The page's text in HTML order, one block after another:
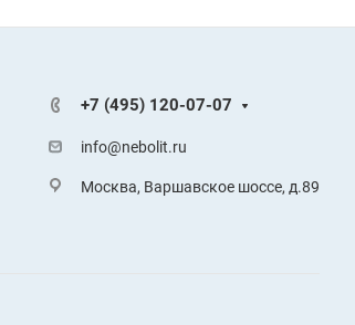
+7 (495) 120-07-07
info@nebolit.ru
Москва, Варшавское шоссе, д.89